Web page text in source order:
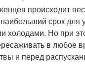
происходит
срок для
холодами. Но при
в любое
и перед